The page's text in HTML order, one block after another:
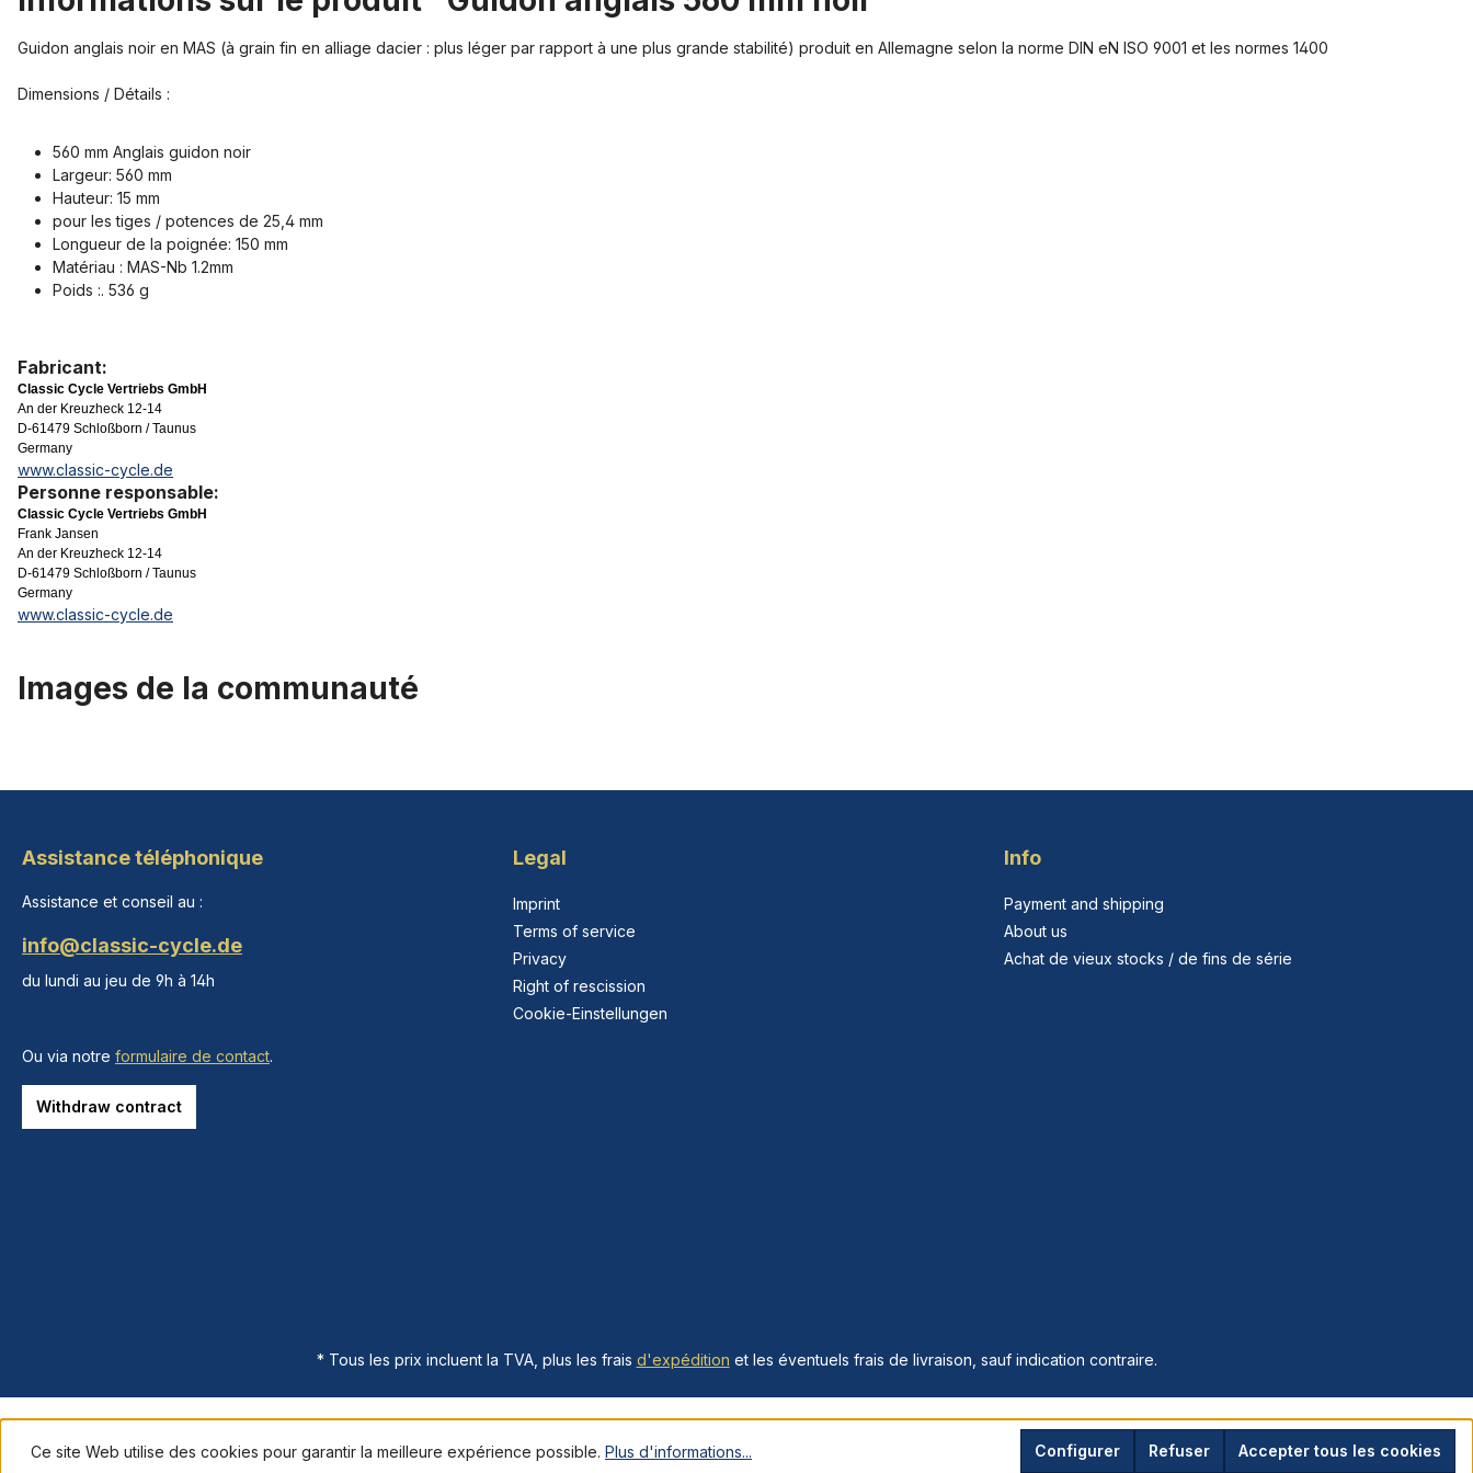
Guidon anglais noir en MAS (à grain fin en alliage dacier : plus léger par rapport à une plus grande stabilité) produit en Allemagne selon la norme DIN eN ISO 9001 et les normes 1400
Dimensions / Détails :
560 mm Anglais guidon noir
Largeur: 560 mm
Hauteur: 15 mm
pour les tiges / potences de 25,4 mm
Longueur de la poignée: 150 mm
Matériau : MAS-Nb 1.2mm
Poids :. 536 g
Fabricant:
Classic Cycle Vertriebs GmbH
An der Kreuzheck 12-14
D-61479 Schloßborn / Taunus
Germany
www.classic-cycle.de
Personne responsable:
Classic Cycle Vertriebs GmbH
Frank Jansen
An der Kreuzheck 12-14
D-61479 Schloßborn / Taunus
Germany
www.classic-cycle.de
Images de la communauté
Assistance téléphonique
Assistance et conseil au :
info@classic-cycle.de
du lundi au jeu de 9h à 14h
Ou via notre formulaire de contact.
Withdraw contract
Legal
Imprint
Terms of service
Privacy
Right of rescission
Cookie-Einstellungen
Info
Payment and shipping
About us
Achat de vieux stocks / de fins de série
* Tous les prix incluent la TVA, plus les frais d'expédition et les éventuels frais de livraison, sauf indication contraire.
Ce site Web utilise des cookies pour garantir la meilleure expérience possible. Plus d'informations... Refuser
Configurer Accepter tous les cookies